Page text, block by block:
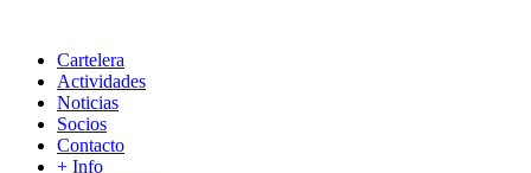
Cartelera
Actividades
Noticias
Socios
Contacto
+ Info